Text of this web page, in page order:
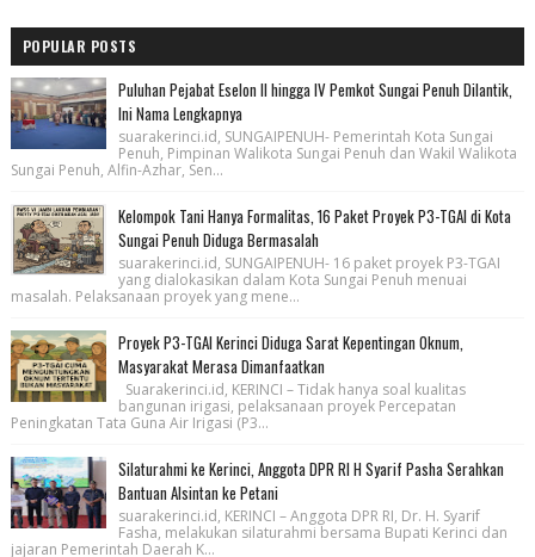
POPULAR POSTS
Puluhan Pejabat Eselon II hingga IV Pemkot Sungai Penuh Dilantik,
Ini Nama Lengkapnya
suarakerinci.id, SUNGAIPENUH- Pemerintah Kota Sungai
Penuh, Pimpinan Walikota Sungai Penuh dan Wakil Walikota
Sungai Penuh, Alfin-Azhar, Sen...
Kelompok Tani Hanya Formalitas, 16 Paket Proyek P3-TGAI di Kota
Sungai Penuh Diduga Bermasalah
suarakerinci.id, SUNGAIPENUH- 16 paket proyek P3-TGAI
yang dialokasikan dalam Kota Sungai Penuh menuai
masalah. Pelaksanaan proyek yang mene...
Proyek P3-TGAI Kerinci Diduga Sarat Kepentingan Oknum,
Masyarakat Merasa Dimanfaatkan
Suarakerinci.id, KERINCI – Tidak hanya soal kualitas
bangunan irigasi, pelaksanaan proyek Percepatan
Peningkatan Tata Guna Air Irigasi (P3...
Silaturahmi ke Kerinci, Anggota DPR RI H Syarif Pasha Serahkan
Bantuan Alsintan ke Petani
suarakerinci.id, KERINCI – Anggota DPR RI, Dr. H. Syarif
Fasha, melakukan silaturahmi bersama Bupati Kerinci dan
jajaran Pemerintah Daerah K...